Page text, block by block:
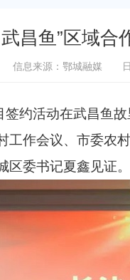
武昌鱼”区域
信息来源：鄂城融媒
约活动在武昌鱼
作会议、市委农
委书记夏鑫见证。